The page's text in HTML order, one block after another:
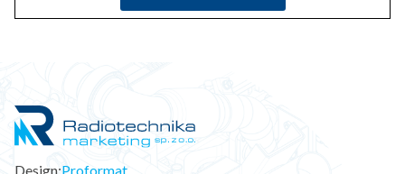
Design:Proformat